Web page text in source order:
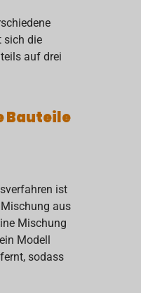
sich die
auf drei
Bauteile
ist
aus
Mischung
Modell
sodass